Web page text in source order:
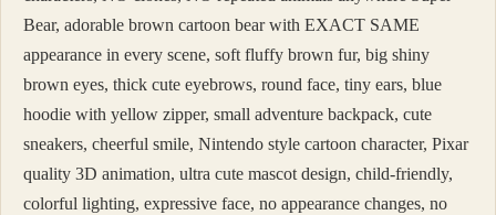
Bear, adorable brown cartoon bear with EXACT SAME
appearance in every scene, soft fluffy brown fur, big shiny
brown eyes, thick cute eyebrows, round face, tiny ears, blue
hoodie with yellow zipper, small adventure backpack, cute
sneakers, cheerful smile, Nintendo style cartoon character, Pixar
quality 3D animation, ultra cute mascot design, child-friendly,
colorful lighting, expressive face, no appearance changes, no